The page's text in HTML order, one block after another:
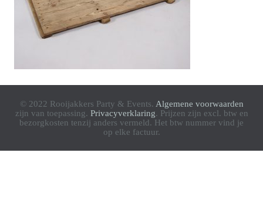
© 2022 Rooijakkers Party & Events. Algemene voorwaarden
zijn van toepassing. Privacyverklaring. Prijzen zijn excl. btw en
bezorgkosten tenzij anders vermeld. Het btw nummer vind je
op elke factuur.